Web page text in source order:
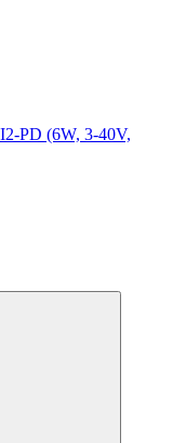
PD (6W, 3-40V,